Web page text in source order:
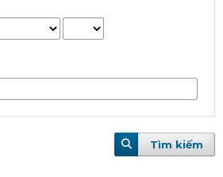
Tìm kiếm